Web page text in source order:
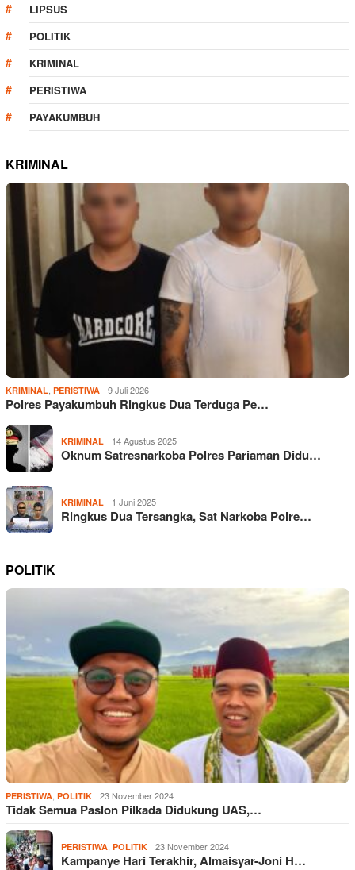
LIPSUS
POLITIK
KRIMINAL
PERISTIWA
PAYAKUMBUH
KRIMINAL
KRIMINAL PERISTIWA 9 Juli 2026
Polres Payakumbuh Ringkus Dua Terduga Pe…
KRIMINAL 14 Agustus 2025
Oknum Satresnarkoba Polres Pariaman Didu…
KRIMINAL 1 Juni 2025
Ringkus Dua Tersangka, Sat Narkoba Polre…
POLITIK
PERISTIWA POLITIK 23 November 2024
Tidak Semua Paslon Pilkada Didukung UAS,…
PERISTIWA POLITIK 23 November 2024
Kampanye Hari Terakhir, Almaisyar-Joni H…